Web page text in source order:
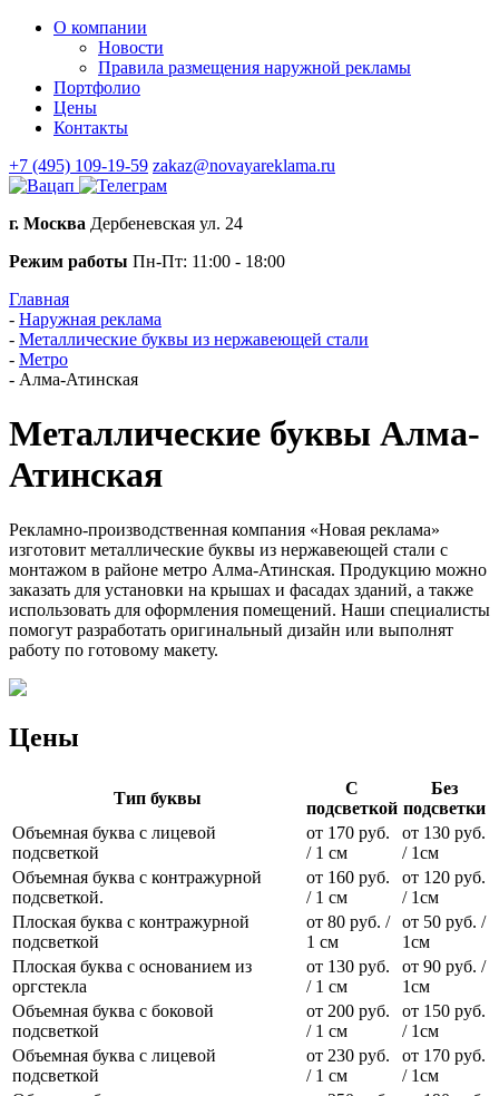
О компании
Новости
Правила размещения наружной рекламы
Портфолио
Цены
Контакты
+7 (495) 109-19-59 zakaz@novayareklama.ru
г. Москва Дербеневская ул. 24
Режим работы Пн-Пт: 11:00 - 18:00
Главная
- Наружная реклама
- Металлические буквы из нержавеющей стали
- Метро
- Алма-Атинская
Металлические буквы Алма-
Атинская
Рекламно-производственная компания «Новая реклама»
изготовит металлические буквы из нержавеющей стали с
монтажом в районе метро Алма-Атинская. Продукцию можно
заказать для установки на крышах и фасадах зданий, а также
использовать для оформления помещений. Наши специалисты
помогут разработать оригинальный дизайн или выполнят
работу по готовому макету.
Цены
Тип буквы
С
подсветкой
Без
подсветки
Объемная буква с лицевой
подсветкой
от 170 руб.
/ 1 см
от 130 руб.
/ 1см
Объемная буква с контражурной
подсветкой.
от 160 руб.
/ 1 см
от 120 руб.
/ 1см
Плоская буква с контражурной
подсветкой
от 80 руб. /
1 см
от 50 руб. /
1см
Плоская буква с основанием из
оргстекла
от 130 руб.
/ 1 см
от 90 руб. /
1см
Объемная буква с боковой
подсветкой
от 200 руб.
/ 1 см
от 150 руб.
/ 1см
Объемная буква с лицевой
подсветкой
от 230 руб.
/ 1 см
от 170 руб.
/ 1см